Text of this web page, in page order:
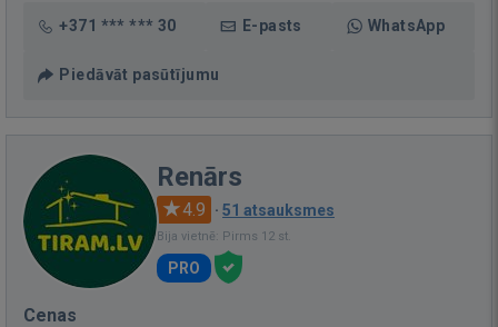
+371 *** *** 30 E-pasts WhatsApp
Piedāvāt pasūtījumu
Renārs
4.9 · 51 atsauksmes
Bija vietnē: Pirms 12 st.
PRO
Cenas